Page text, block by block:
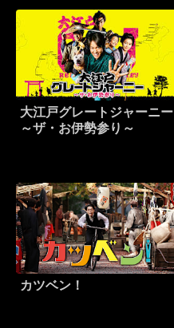
大江戸グレートジャーニー
～ザ・お伊勢参り～
カツベン！